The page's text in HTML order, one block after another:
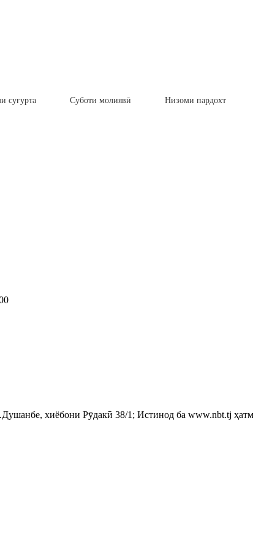
суғурта Суботи молиявӣ Низоми пардохт
хиёбони Рӯдакӣ 38/1; Истинод ба www.nbt.tj